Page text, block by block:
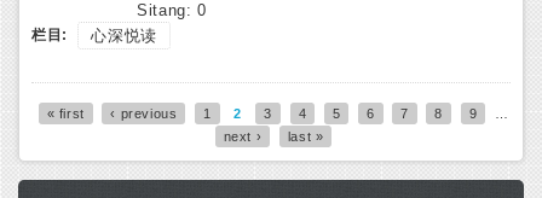
Sitang: 0
栏目: 心深悦读
Pages
« first ‹ previous 1 2 3 4 5 6 7 8 9
next ›
last »